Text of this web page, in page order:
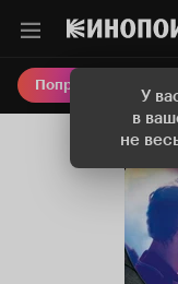
У
в
не
Попробовать Плюс